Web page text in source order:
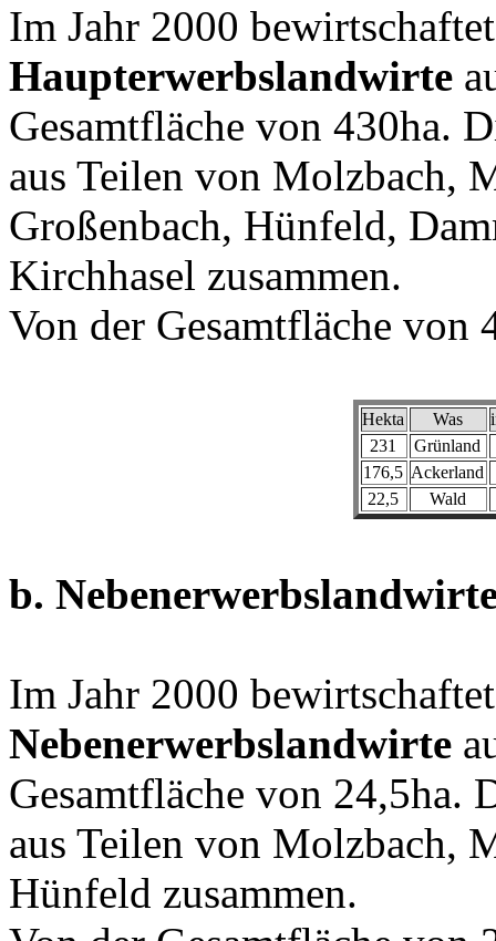
Im Jahr 2000
Haupterwerbslandwirte
Gesamtfläche von 430ha.
aus Teilen von Molzbach,
Großenbach, Hünfeld,
Kirchhasel zusammen.
Von der Gesamtfläche von
Hekta Was
231
Grünland
176,5 Ackerland
22,5
Wald
b.
Im Jahr 2000
Nebenerwerbslandwirte
Gesamtfläche von 24,5ha.
aus Teilen von Molzbach,
Hünfeld zusammen.